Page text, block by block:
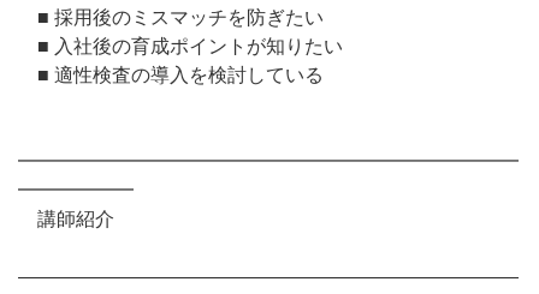
■ 採用後のミスマッチを防ぎたい
■ 入社後の育成ポイントが知りたい
■ 適性検査の導入を検討している
━━━━━━━━━━━━━━━━━━━━━━━━━━
━━━━━━
講師紹介
――――――――――――――――――――――――――